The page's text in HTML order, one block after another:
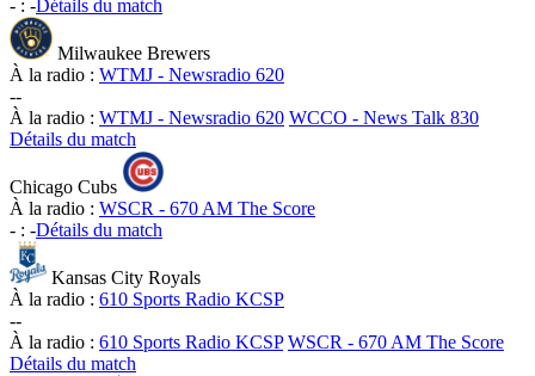
- : - Détails du match
Milwaukee Brewers
À la radio : WTMJ - Newsradio 620
--
À la radio : WTMJ - Newsradio 620 WCCO - News Talk 830
Détails du match
Chicago Cubs
À la radio : WSCR - 670 AM The Score
- : -Détails du match
Kansas City Royals
À la radio : 610 Sports Radio KCSP
--
À la radio : 610 Sports Radio KCSP WSCR - 670 AM The Score
Détails du match